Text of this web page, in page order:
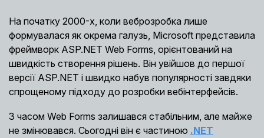
На початку 2000-х, коли веброзробка лише
формувалася як окрема галузь, Microsoft представила
фреймворк ASP.NET Web Forms, орієнтований на
швидкість створення рішень. Він увійшов до першої
версії ASP.NET і швидко набув популярності завдяки
спрощеному підходу до розробки вебінтерфейсів.
З часом Web Forms залишався стабільним, але майже
не змінювався. Сьогодні він є частиною .NET